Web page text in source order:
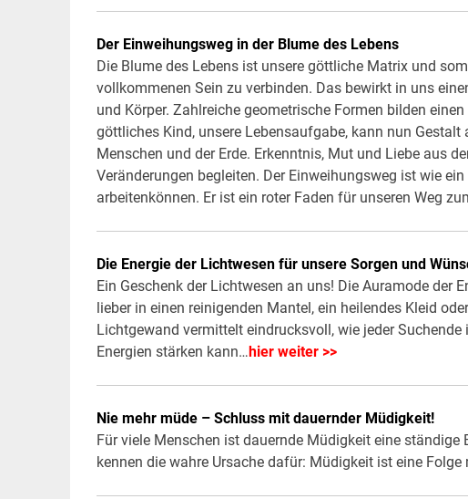
Der Einweihungsweg in der Blume des Lebens
Die Blume des Lebens ist unsere göttliche Matrix und
vollkommenen Sein zu verbinden. Das bewirkt in uns
und Körper. Zahlreiche geometrische Formen bilden
göttliches Kind, unsere Lebensaufgabe, kann nun
Menschen und der Erde. Erkenntnis, Mut und Liebe aus
Veränderungen begleiten. Der Einweihungsweg ist wie
arbeitenkönnen. Er ist ein roter Faden für unseren Weg
Die Energie der Lichtwesen für unsere Sorgen und
Ein Geschenk der Lichtwesen an uns! Die Auramode der
lieber in einen reinigenden Mantel, ein heilendes Kleid
Lichtgewand vermittelt eindrucksvoll, wie jeder
Energien stärken kann… hier weiter >>
Nie mehr müde – Schluss mit dauernder Müdigkeit!
Für viele Menschen ist dauernde Müdigkeit eine
kennen die wahre Ursache dafür: Müdigkeit ist eine